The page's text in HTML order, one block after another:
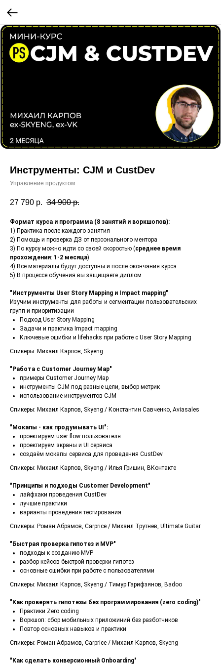
Инструменты: CJM и CustDev
Управление продуктом
27 790 р. 34 900 р.
Формат курса и программа (8 занятий и воркшопов):
1) Практика после каждого занятия
2) Помощь и проверка ДЗ от персонального ментора
3) По курсу можно идти со своей скоростью (среднее время
прохождения: 1-2 месяца)
4) Все материалы будут доступны и после окончания курса
5) В процессе обучения вы защищаете диплом
"Инструменты User Story Mapping и Impact mapping"
Изучим инструменты для работы и сегментации пользовательских
групп и приоритизации
Подход User Story Mapping
Задачи и практика Impact mapping
Ключевые ошибки и lifehacks при работе с User Story Mapping
Спикеры: Михаил Карпов, Skyeng
"Работа с Customer Journey Map"
примеры Customer Journey Map
инструменты CJM под разные цели, выбор метрик
использование инструментов CJM
Спикеры: Михаил Карпов, Skyeng / Константин Савченко, Aviasales
"Мокапы - как продумывать UI":
проектируем user flow пользователя
проектируем экраны и UI сервиса
создаём мокапы сервиса для проведения CustDev
Спикеры: Михаил Карпов, Skyeng / Илья Гришин, ВКонтакте
"Принципы и подходы Customer Development"
лайфхаки проведения CustDev
лучшие практики
варианты проведения тестирования
Спикеры: Роман Абрамов, Carprice / Михаил Трутнев, Ultimate Guitar
"Быстрая проверка гипотез и MVP"
подходы к созданию MVP
разбор кейсов быстрой проверки гипотез
основные ошибки при работе с пользователями
Спикеры: Михаил Карпов, Skyeng / Тимур Гарифзянов, Badoo
"Как проверять гипотезы без программирования (zero coding)"
Практики Zero coding
Воркшоп: сбор мобильных приложиний без разботчиков
Повтор основных навыков и практики
Спикеры: Роман Абрамов, Carprice / Михаил Карпов, Skyeng
"Как сделать конверсионный Onboarding"